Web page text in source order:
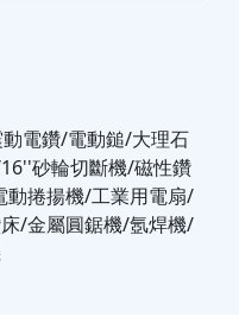
電鑽/電動鎚/大理石
砂輪切斷機/磁性鑽
捲揚機/工業用電扇/
/金屬圓鋸機/氬焊機/